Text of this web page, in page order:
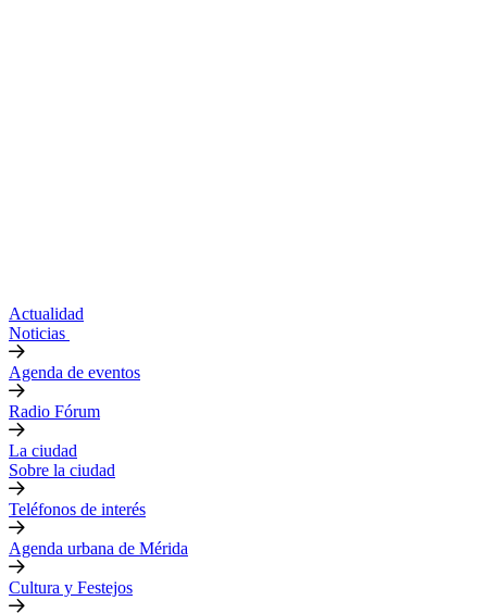
Actualidad
Noticias
Agenda de eventos
Radio Fórum
La ciudad
Sobre la ciudad
Teléfonos de interés
Agenda urbana de Mérida
Cultura y Festejos